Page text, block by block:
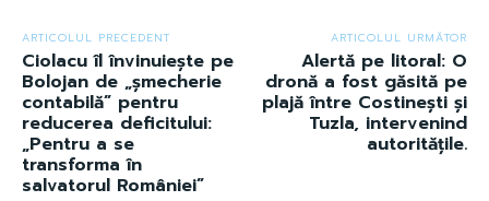
ARTICOLUL PRECEDENT
Ciolacu îl învinuiește pe
Bolojan de „șmecherie
contabilă” pentru
reducerea deficitului:
„Pentru a se
transforma în
salvatorul României”
ARTICOLUL URMĂTOR
Alertă pe litoral: O
dronă a fost găsită pe
plajă între Costinești și
Tuzla, intervenind
autoritățile.